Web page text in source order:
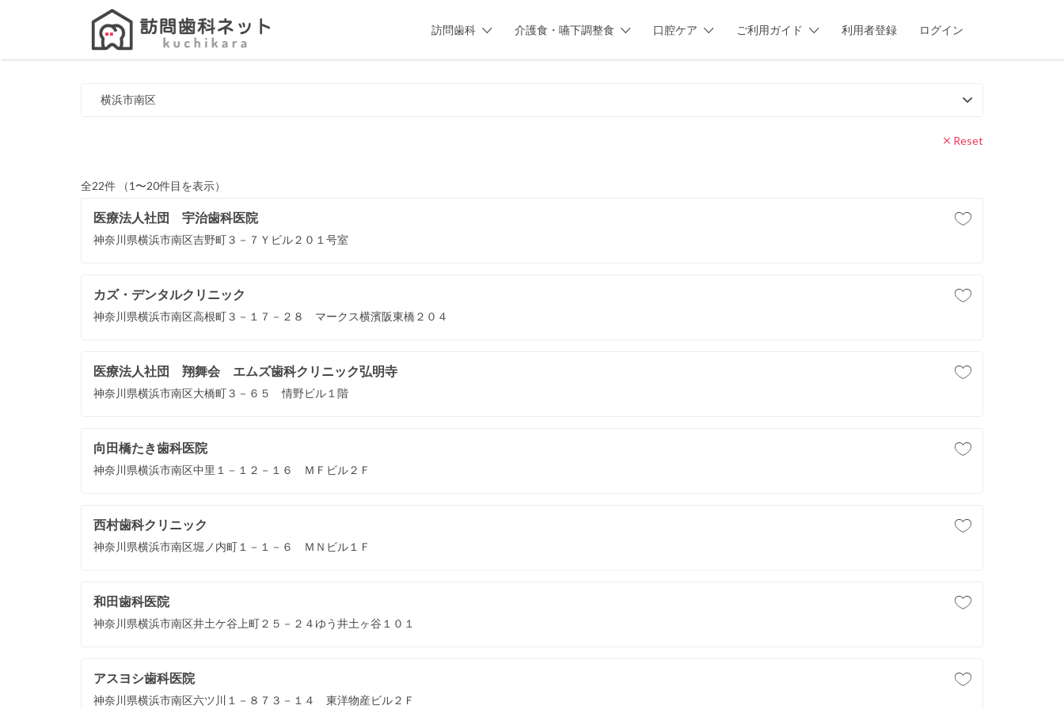
訪問歯科 介護食・嚥下調整食 口腔ケア ご利用ガイド 利用者登録 ログイン
Search
横浜市南区
Reset
全22件 （1〜20件目を表示）
医療法人社団 宇治歯科医院
神奈川県横浜市南区吉野町３－７Ｙビル２０１号室
カズ・デンタルクリニック
神奈川県横浜市南区高根町３－１７－２８ マークス横濱阪東橋２０４
医療法人社団 翔舞会 エムズ歯科クリニック弘明寺
神奈川県横浜市南区大橋町３－６５ 情野ビル１階
向田橋たき歯科医院
神奈川県横浜市南区中里１－１２－１６ ＭＦビル２Ｆ
西村歯科クリニック
神奈川県横浜市南区堀ノ内町１－１－６ ＭＮビル１Ｆ
和田歯科医院
神奈川県横浜市南区井土ケ谷上町２５－２４ゆう井土ヶ谷１０１
アスヨシ歯科医院
神奈川県横浜市南区六ツ川１－８７３－１４ 東洋物産ビル２Ｆ